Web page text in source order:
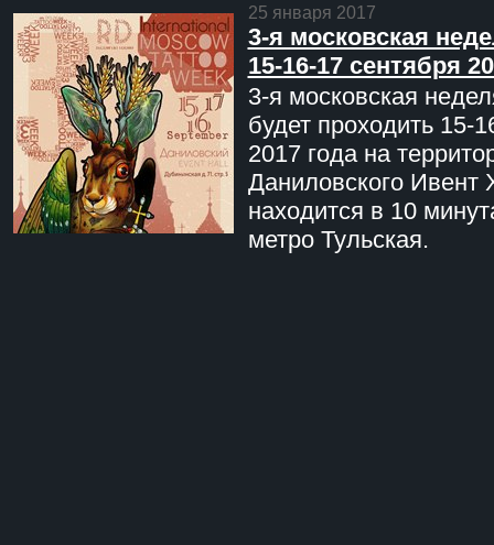
25 января 2017
3-я московская
15-16-17 сентября
3-я московская
будет проходить 15-
2017 года на
Даниловского Ивент
находится в 10
метро Тульская.